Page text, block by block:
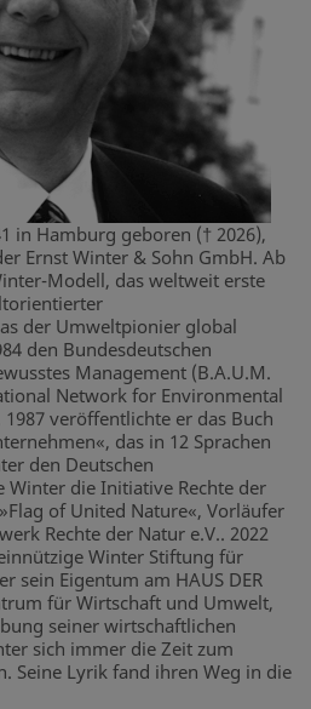
in Hamburg geboren († 2026),
Ernst Winter & Sohn GmbH. Ab
Modell, das weltweit erste
der Umweltpionier global
den Bundesdeutschen
Management (B.A.U.M.
Network for Environmental
veröffentlichte er das Buch
das in 12 Sprachen
den Deutschen
Winter die Initiative Rechte der
of United Nature«, Vorläufer
Rechte der Natur e.V.. 2022
Winter Stiftung für
sein Eigentum am HAUS DER
für Wirtschaft und Umwelt,
seiner wirtschaftlichen
sich immer die Zeit zum
Seine Lyrik fand ihren Weg in die